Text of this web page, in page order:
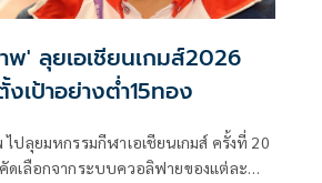
' ลุยเอเชียนเกมส์2026
เป้าอย่างต่ำ15ทอง
ปลุยมหกรรมกีฬาเอเชียนเกมส์ ครั้งที่ 20
ดเลือกจากระบบควอลิฟายของแต่ละ